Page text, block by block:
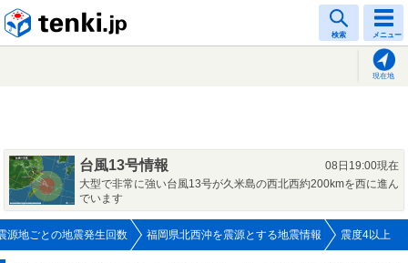
検索 メニュー
現在地
台風13号情報
08日19:00現在
大型で非常に強い台風13号が久米島の西北西約200kmを西に進ん
でいます
源地ごとの地震発生回数 福岡県北西沖を震源とする地震情報 震度4以上